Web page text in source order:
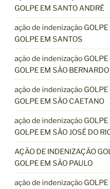
GOLPE EM SANTO ANDRÉ
ação de indenização GOLPE
GOLPE EM SANTOS
ação de indenização GOLPE
GOLPE EM SÃO BERNARDO
ação de indenização GOLPE
GOLPE EM SÃO CAETANO
ação de indenização GOLPE
GOLPE EM SÃO JOSÉ DO
AÇÃO DE INDENIZAÇÃO
GOLPE EM SÃO PAULO
ação de indenização GOLPE